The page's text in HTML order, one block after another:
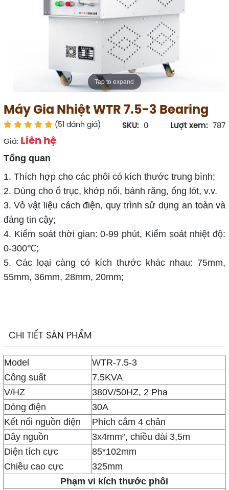
Tap to expand
Máy Gia Nhiệt WTR 7.5-3 Bearing
(51 đánh giá) SKU: 0 Lượt xem: 787
Giá: Liên hệ
Tổng quan
1. Thích hợp cho các phôi có kích thước trung bình;
2. Dùng cho ổ trục, khớp nối, bánh răng, ống lót, v.v.
3. Vỏ vật liệu cách điện, quy trình sử dụng an toàn và
đáng tin cậy;
4. Kiểm soát thời gian: 0-99 phút, Kiểm soát nhiệt độ:
0-300℃;
5. Các loại càng có kích thước khác nhau: 75mm,
55mm, 36mm, 28mm, 20mm;
CHI TIẾT SẢN PHẨM
Model
WTR-7.5-3
Công suất
7.5KVA
V/HZ
380V/50HZ, 2 Pha
Dòng điện
30A
Kết nối nguồn điện
Phích cắm 4 chân
Dây nguồn
3x4mm², chiều dài 3,5m
Diện tích cực
85*102mm
Chiều cao cực
325mm
Phạm vi kích thước phôi